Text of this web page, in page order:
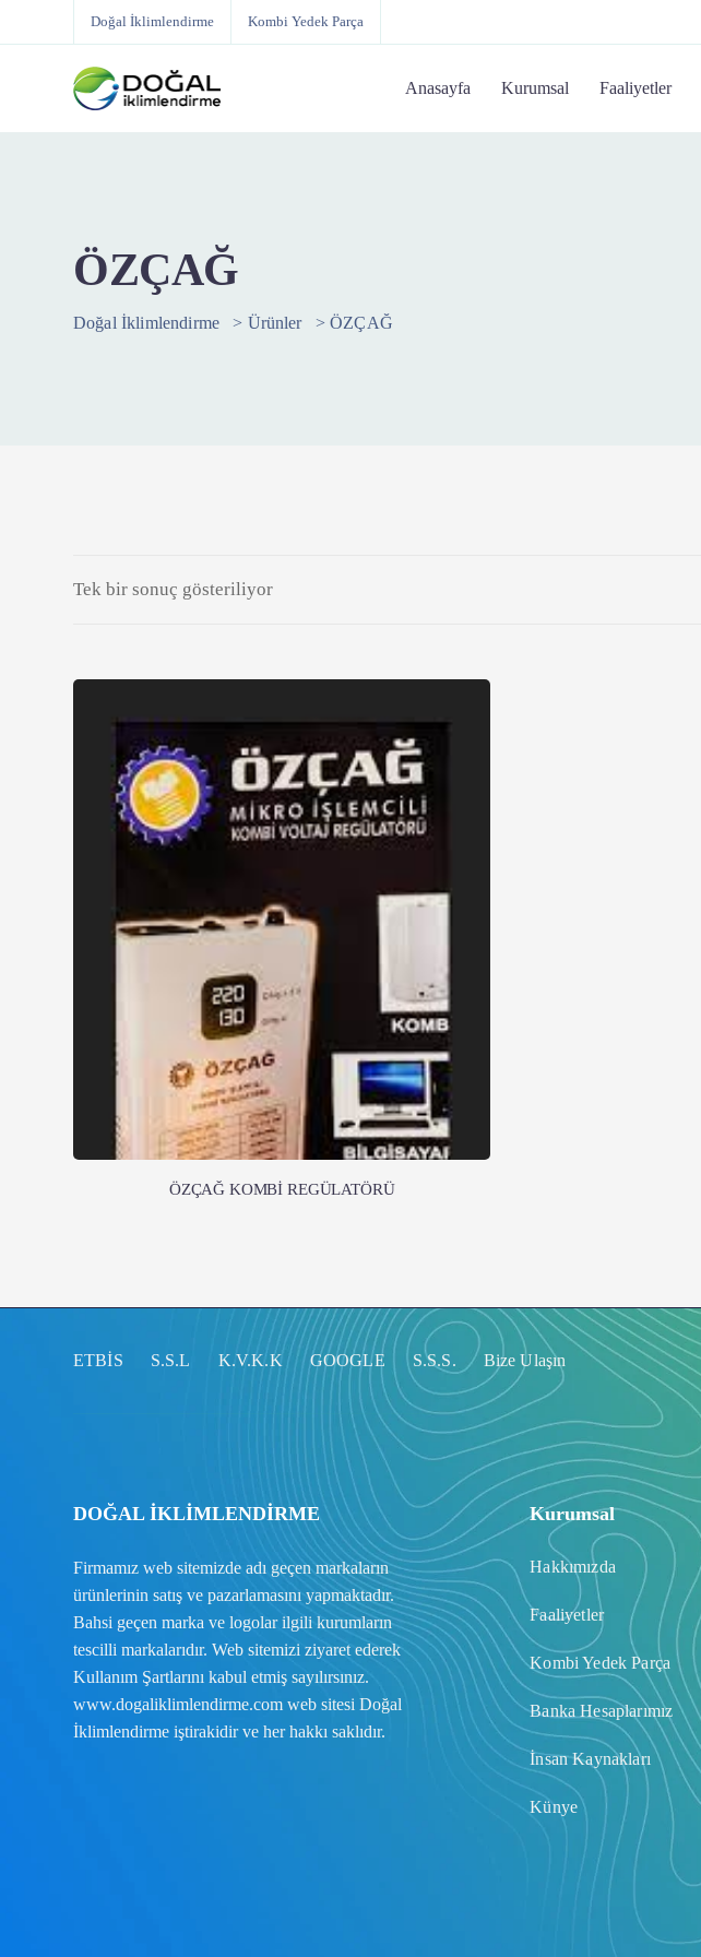
Doğal İklimlendirme Kombi Yedek Parça
Anasayfa Kurumsal Faaliyetler
ÖZÇAĞ
Doğal İklimlendirme > Ürünler >ÖZÇAĞ
Tek bir sonuç gösteriliyor
ÖZÇAĞ KOMBİ REGÜLATÖRÜ
ETBİS S.S.L K.V.K.K GOOGLE S.S.S. Bize Ulaşın
DOĞAL İKLİMLENDİRME
Firmamız web sitemizde adı geçen markaların
ürünlerinin satış ve pazarlamasını yapmaktadır.
Bahsi geçen marka ve logolar ilgili kurumların
tescilli markalarıdır. Web sitemizi ziyaret ederek
Kullanım Şartlarını kabul etmiş sayılırsınız.
www.dogaliklimlendirme.com web sitesi Doğal
İklimlendirme iştirakidir ve her hakkı saklıdır.
Kurumsal
Hakkımızda
Faaliyetler
Kombi Yedek Parça
Banka Hesaplarımız
İnsan Kaynakları
Künye